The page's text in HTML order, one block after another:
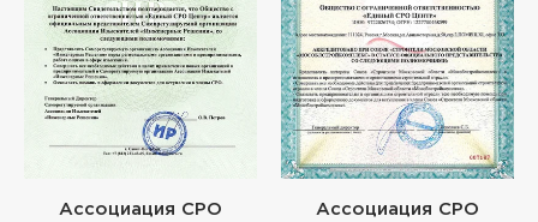
Ассоциация СРО
Ассоциация СРО